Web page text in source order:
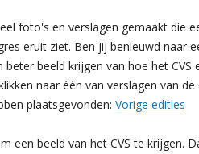
foto's en verslagen gemaakt die
eruit ziet. Ben jij benieuwd naar
beeld krijgen van hoe het CVS
naar één van verslagen van de
plaatsgevonden: Vorige edities
een beeld van het CVS te krijgen.